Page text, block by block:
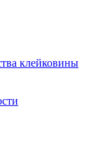
клейковины